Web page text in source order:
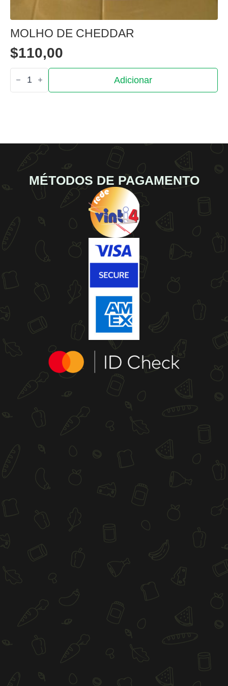
MOLHO DE CHEDDAR
$110,00
Quantidade
de
Molho
Adicionar
MÉTODOS DE PAGAMENTO